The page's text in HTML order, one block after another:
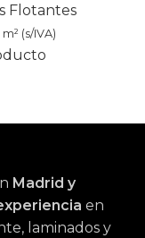
Flotantes
m² (s/IVA)
Madrid y
en
laminados y